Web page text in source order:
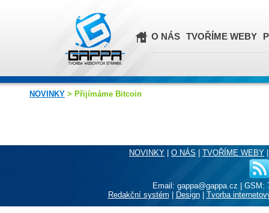
O NÁS TVOŘÍME WEBY
NOVINKY > Přijímáme Bitcoin
NOVINKY O NÁS TVOŘÍME WEBY
Email: gappa@gappa.cz
GSM:
Redakční systém
Design| Tvorba